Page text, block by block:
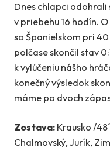
Dnes chlapci
v priebehu 16 hodín.
so Španielskom pri
polčase skončil stav
k vylúčeniu nášho
konečný výsledok
máme po dvoch
Zostava: Krausko /
Chalmovský, Jurík,